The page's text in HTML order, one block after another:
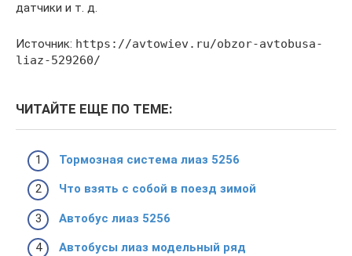
датчики и т. д.
Источник: https://avtowiev.ru/obzor-avtobusa-
liaz-529260/
ЧИТАЙТЕ ЕЩЕ ПО ТЕМЕ:
Тормозная система лиаз 5256
Что взять с собой в поезд зимой
Автобус лиаз 5256
Автобусы лиаз модельный ряд